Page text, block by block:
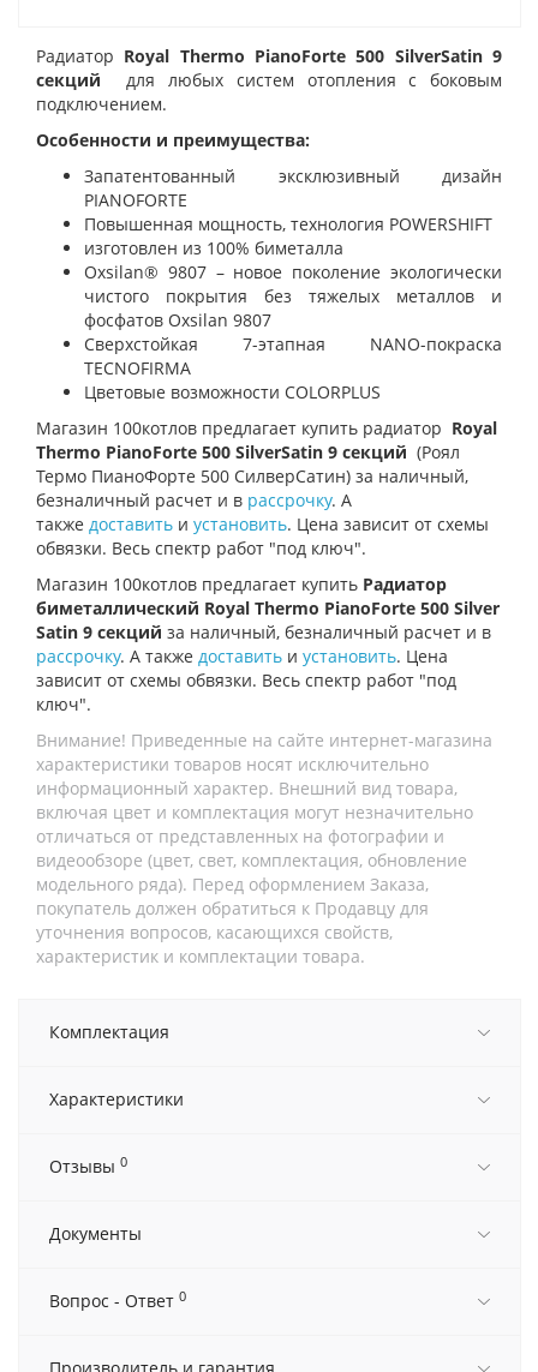
Радиатор Royal Thermo PianoForte 500 SilverSatin 9
секций для любых систем отопления с боковым
подключением.
Особенности и преимущества:
Запатентованный эксклюзивный дизайн
PIANOFORTE
Повышенная мощность, технология POWERSHIFT
изготовлен из 100% биметалла
Oxsilan® 9807 – новое поколение экологически
чистого покрытия без тяжелых металлов и
фосфатов Oxsilan 9807
Сверхстойкая 7-этапная NANO-покраска
TECNOFIRMA
Цветовые возможности COLORPLUS
Магазин 100котлов предлагает купить радиатор Royal
Thermo PianoForte 500 SilverSatin 9 секций (Роял
Термо ПианоФорте 500 СилверСатин) за наличный,
безналичный расчет и в рассрочку. А
также доставить и установить. Цена зависит от схемы
обвязки. Весь спектр работ "под ключ".
Магазин 100котлов предлагает купить Радиатор
биметаллический Royal Thermo PianoForte 500 Silver
Satin 9 секций за наличный, безналичный расчет и в
рассрочку. А также доставить и установить. Цена
зависит от схемы обвязки. Весь спектр работ "под
ключ".
Внимание! Приведенные на сайте интернет-магазина
характеристики товаров носят исключительно
информационный характер. Внешний вид товара,
включая цвет и комплектация могут незначительно
отличаться от представленных на фотографии и
видеообзоре (цвет, свет, комплектация, обновление
модельного ряда). Перед оформлением Заказа,
покупатель должен обратиться к Продавцу для
уточнения вопросов, касающихся свойств,
характеристик и комплектации товара.
Комплектация
Характеристики
Отзывы 0
Документы
Вопрос - Ответ 0